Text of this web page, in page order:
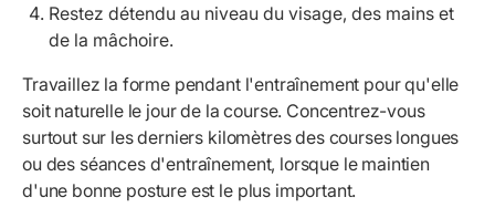
Restez détendu au niveau du visage, des mains et
de la mâchoire.
Travaillez la forme pendant l'entraînement pour qu'elle
soit naturelle le jour de la course. Concentrez-vous
surtout sur les derniers kilomètres des courses longues
ou des séances d'entraînement, lorsque le maintien
d'une bonne posture est le plus important.